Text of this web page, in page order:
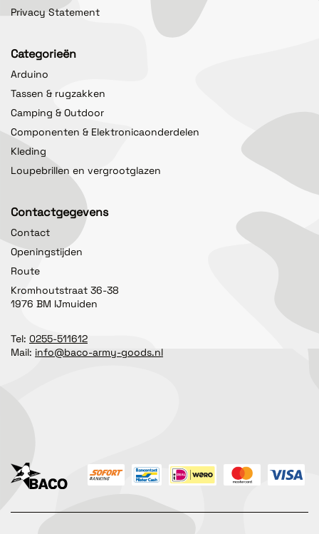
Privacy Statement
Categorieën
Arduino
Tassen & rugzakken
Camping & Outdoor
Componenten & Elektronicaonderdelen
Kleding
Loupebrillen en vergrootglazen
Contactgegevens
Contact
Openingstijden
Route
Kromhoutstraat 36-38
1976 BM IJmuiden
Tel: 0255-511612
Mail: info@baco-army-goods.nl